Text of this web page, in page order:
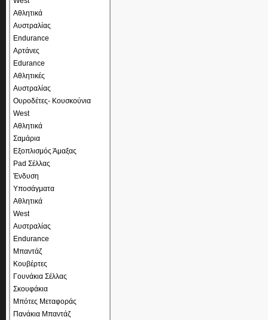
Αθλητικά
Αυστραλίας
Endurance
Αρτάνες
Edurance
Αθλητικές
Αυστραλίας
Ουροδέτες- Κουσκούνια
West
Αθλητικά
Σαμάρια
Εξοπλισμός Άμαξας
Pad Σέλλας
Ένδυση
Υποσάγματα
Αθλητικά
West
Αυστραλίας
Endurance
Μπαντάζ
Κουβέρτες
Γουνάκια Σέλλας
Σκουφάκια
Μπότες Μεταφοράς
Πανάκια Μπαντάζ